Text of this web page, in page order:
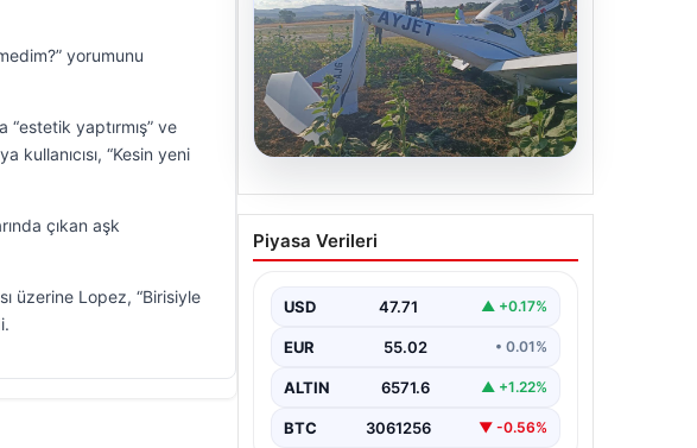
yorumunu
yaptırmış” ve
kullanıcısı, “Kesin yeni
çıkan aşk
üzerine Lopez, “Birisiyle
Eğitim uçağı sert iniş
yaptı. Öğrenci pilot
Piyasa Verileri
USD 47.71 ▲ +0.17%
EUR 55.02 • 0.01%
ALTIN 6571.6 ▲ +1.22%
BTC 3061256 ▼ -0.56%